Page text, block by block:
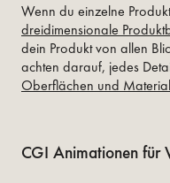
Wenn du einzelne
dreidimensionale
dein Produkt von allen
achten darauf, jedes
Oberflächen und
CGI Animationen für